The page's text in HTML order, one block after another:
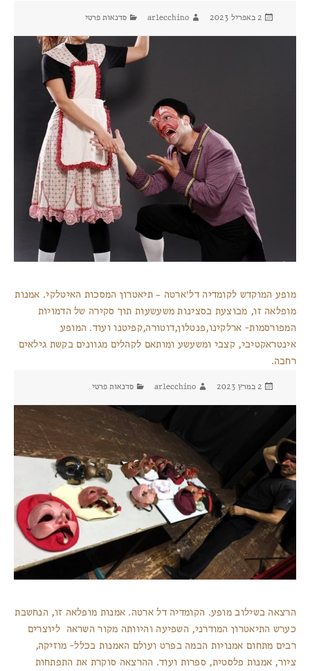
פורסם
2 באפריל 2023 מחבר
arlecchino קטגוריות
סדנאות פרטי
מופע המוקדש לקומדיה דל'ארטה – תיאטרון המסכות האיטלקי. אמנות
מופלאה זו, מבוצעת בסצינות משעשעות תוך סקירה של הדמויות
המפורסמות- ארלקינו,פנטלון,דוטורה,קפיטנו ועוד. המופע
אינטראקטיבי, קצבי ומשעשע ומותאם לקהלים מגוונים בקשת גילאים
רחבה.
פורסם
2 במרץ 2023 מחבר
arlecchino קטגוריות
סדנאות פרטי
הרצאה בשילוב מופע. הקומדיה דל ארטה. אמנות מופלאה זו, הנחשבת
כערש התיאטרון המודרני, השפיעה והיוותה מקור השראה ליוצרים
רבים מתחום אמנויות הבמה בפרט ועולם האמנות בכלל- מוזיקה,
ציור, אמנות פלסטית, ספרות ועוד. ההרצאה סוקרת את התפתחות